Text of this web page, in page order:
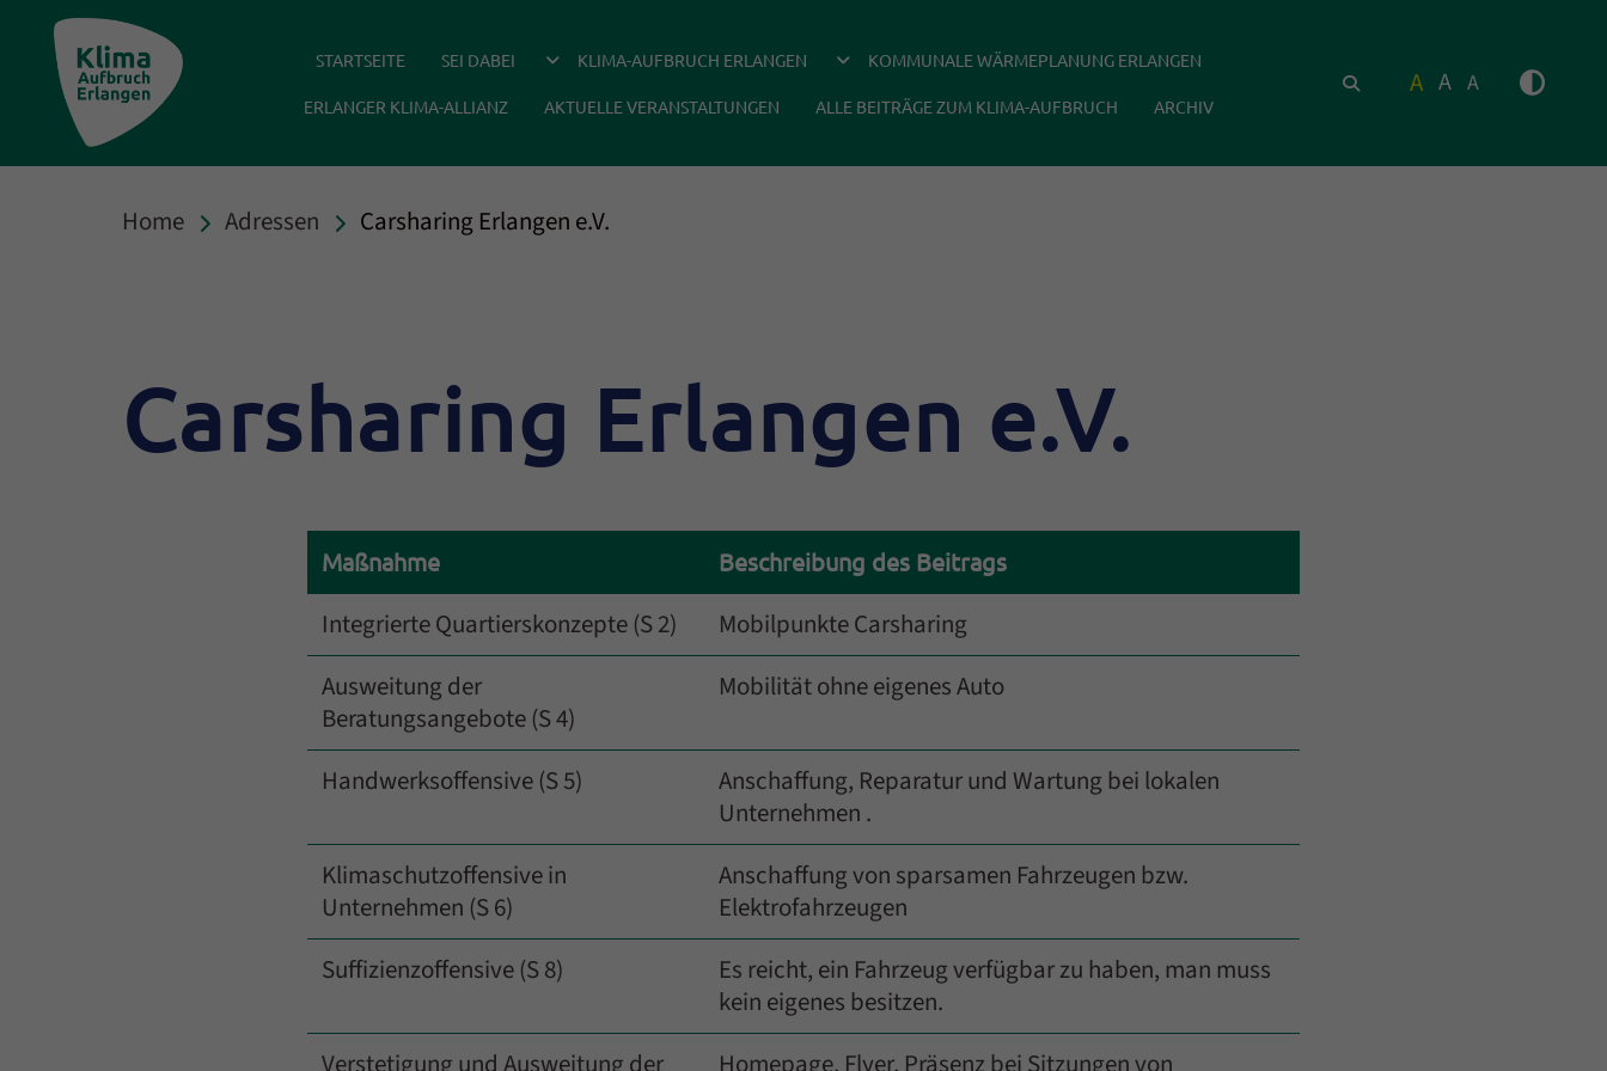
STARTSEITE SEI DABEI DROPDOWN ÖFFNEN
KLIMA-AUFBRUCH ERLANGEN DROPDOWN ÖFFNEN
KOMMUNALE WÄRMEPLANUNG ERLANGEN
ERLANGER KLIMA-ALLIANZ AKTUELLE VERANSTALTUNGEN ALLE BEITRÄGE ZUM KLIMA-AUFBRUCH ARCHIV
SUCHEN
A A A
Home Adressen Carsharing Erlangen e.V.
Carsharing Erlangen e.V.
Inhalt
Maßnahme Beschreibung des Beitrags
Integrierte Quartierskonzepte (S 2)
Mobilpunkte Carsharing
Ausweitung der
Beratungsangebote (S 4)
Mobilität ohne eigenes Auto
Handwerksoffensive (S 5)
Anschaffung, Reparatur und Wartung bei lokalen
Unternehmen .
Klimaschutzoffensive in
Unternehmen (S 6)
Anschaffung von sparsamen Fahrzeugen bzw.
Elektrofahrzeugen
Suffizienzoffensive (S 8)
Es reicht, ein Fahrzeug verfügbar zu haben, man muss
kein eigenes besitzen.